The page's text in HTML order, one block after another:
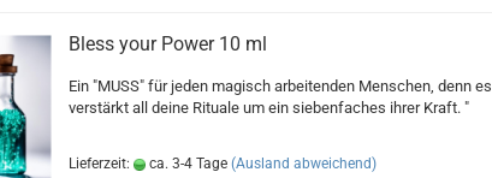
Bless your Power 10 ml
Ein "MUSS" für jeden magisch arbeitenden Menschen, denn es
verstärkt all deine Rituale um ein siebenfaches ihrer Kraft. "
Lieferzeit: ca. 3-4 Tage (Ausland abweichend)